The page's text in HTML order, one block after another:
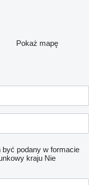
Pokaż mapę
być podany w formacie
kraju Nie